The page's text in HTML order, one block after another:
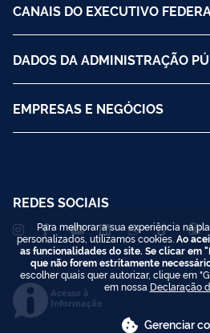
CANAIS DO EXECUTIVO
DADOS DA ADMINISTRAÇÃO
EMPRESAS E NEGÓCIOS
REDES SOCIAIS
Acesso à
Informação
Para melhorar a sua experiência na
personalizados, utilizamos cookies. Ao
as funcionalidades do site. Se clicar em
que não forem estritamente
escolher quais quer autorizar, clique em
em nossa Declaração
Gerenciar